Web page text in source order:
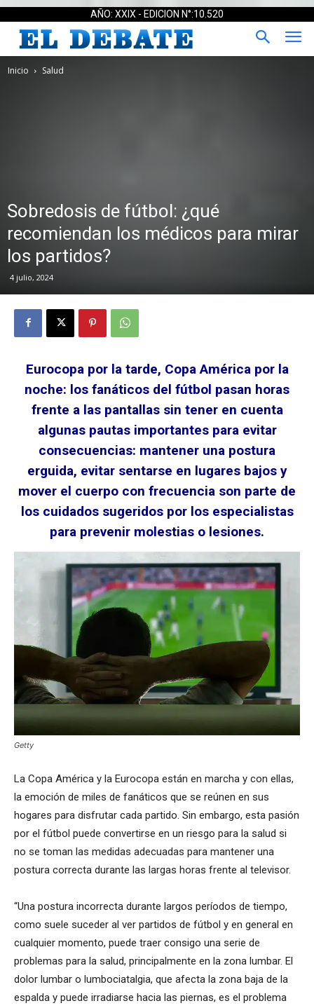
AÑO: XXIX - EDICION N°:10.520
Inicio Salud
Sobredosis de fútbol: ¿qué
recomiendan los médicos para mirar
los partidos?
4 julio, 2024
Eurocopa por la tarde, Copa América por la
noche: los fanáticos del fútbol pasan horas
frente a las pantallas sin tener en cuenta
algunas pautas importantes para evitar
consecuencias: mantener una postura
erguida, evitar sentarse en lugares bajos y
mover el cuerpo con frecuencia son parte de
los cuidados sugeridos por los especialistas
para prevenir molestias o lesiones.
Getty
La Copa América y la Eurocopa están en marcha y con ellas,
la emoción de miles de fanáticos que se reúnen en sus
hogares para disfrutar cada partido. Sin embargo, esta pasión
por el fútbol puede convertirse en un riesgo para la salud si
no se toman las medidas adecuadas para mantener una
postura correcta durante las largas horas frente al televisor.
“Una postura incorrecta durante largos períodos de tiempo,
como suele suceder al ver partidos de fútbol y en general en
cualquier momento, puede traer consigo una serie de
problemas para la salud, principalmente en la zona lumbar. El
dolor lumbar o lumbociatalgia, que afecta la zona baja de la
espalda y puede irradiarse hacia las piernas, es el problema